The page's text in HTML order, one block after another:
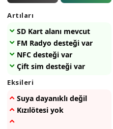
Artıları
SD Kart alanı mevcut
FM Radyo desteği var
NFC desteği var
Çift sim desteği var
Eksileri
Suya dayanıklı değil
Kızılötesi yok